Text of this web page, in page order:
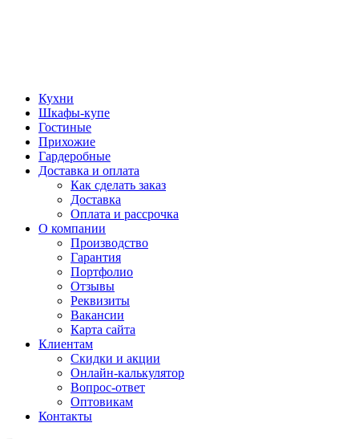
Кухни
Шкафы-купе
Гостиные
Прихожие
Гардеробные
Доставка и оплата
Как сделать заказ
Доставка
Оплата и рассрочка
О компании
Производство
Гарантия
Портфолио
Отзывы
Реквизиты
Вакансии
Карта сайта
Клиентам
Скидки и акции
Онлайн-калькулятор
Вопрос-ответ
Оптовикам
Контакты